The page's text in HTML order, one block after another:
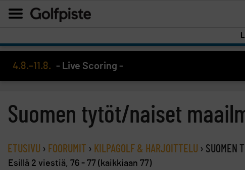
4.8.–11.8. - Live Scoring -
Suomen tytöt/naiset
ETUSIVU › FOORUMIT › KILPAGOLF & HARJOITTELU › SUOMEN
Esillä 2 viestiä, 76 - 77 (kaikkiaan 77)